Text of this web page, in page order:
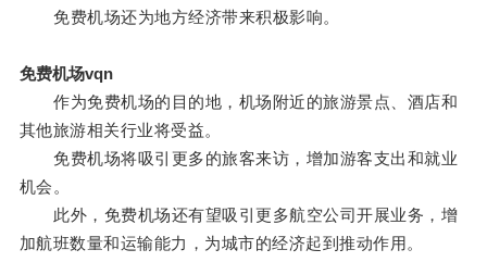
免费机场还为地方经济带来积极影响。
免费机场vqn
作为免费机场的目的地，机场附近的旅游景点、酒店和
其他旅游相关行业将受益。
免费机场将吸引更多的旅客来访，增加游客支出和就业
机会。
此外，免费机场还有望吸引更多航空公司开展业务，增
加航班数量和运输能力，为城市的经济起到推动作用。